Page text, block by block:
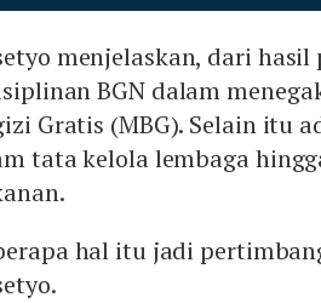
menjelaskan, dari
BGN dalam
Gratis (MBG). Selain itu
tata kelola lembaga
hal itu jadi